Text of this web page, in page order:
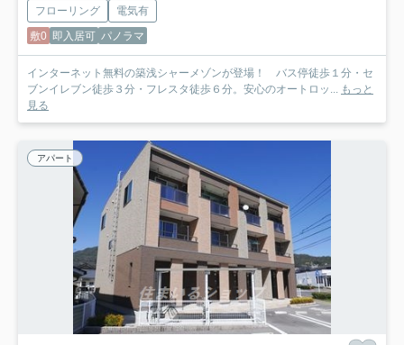
フローリング
電気有
敷0 即入居可 パノラマ
インターネット無料の築浅シャーメゾンが登場！ バス停徒歩１分・セ
ブンイレブン徒歩３分・フレスタ徒歩６分。安心のオートロッ... もっと
見る
アパート